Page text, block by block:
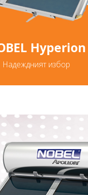
Hyperion
Надеждният избор